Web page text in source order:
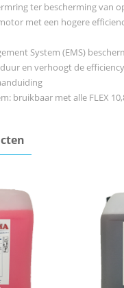
ter bescherming van
met een hogere
System (EMS)
en verhoogt de efficiency
bruikbaar met alle FLEX